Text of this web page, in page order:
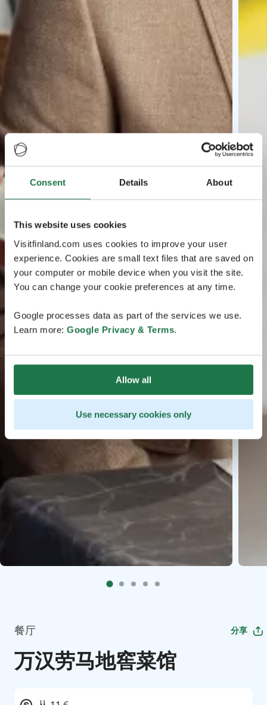
Consent Details About
This website uses cookies
Visitfinland.com uses cookies to improve your user
experience. Cookies are small text files that are saved on
your computer or mobile device when you visit the site.
You can change your cookie preferences at any time.
Google processes data as part of the services we use.
Learn more: Google Privacy & Terms.
Allow all
Use necessary cookies only
餐厅 分享
万汉劳马地窖菜馆